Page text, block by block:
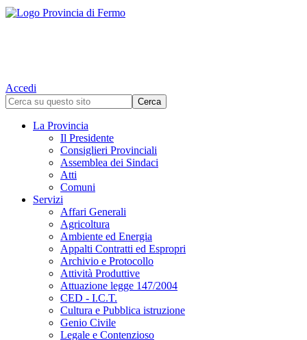
Accedi
La Provincia
Il Presidente
Consiglieri Provinciali
Assemblea dei Sindaci
Atti
Comuni
Servizi
Affari Generali
Agricoltura
Ambiente ed Energia
Appalti Contratti ed Espropri
Archivio e Protocollo
Attività Produttive
Attuazione legge 147/2004
CED - I.C.T.
Cultura e Pubblica istruzione
Genio Civile
Legale e Contenzioso